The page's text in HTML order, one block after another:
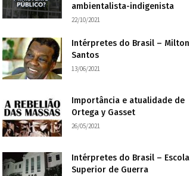
ambientalista-indigenista
22/10/2021
Intérpretes do Brasil – Milton
Santos
13/06/2021
Importância e atualidade de
Ortega y Gasset
26/05/2021
Intérpretes do Brasil – Escola
Superior de Guerra